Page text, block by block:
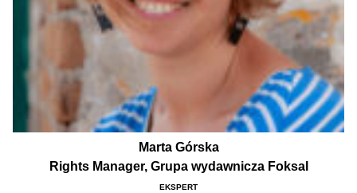
Marta Górska
Rights Manager, Grupa wydawnicza Foksal
EKSPERT